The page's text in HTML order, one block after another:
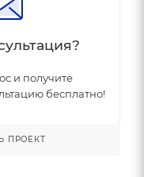
и получите
бесплатно!
ПРОЕКТ